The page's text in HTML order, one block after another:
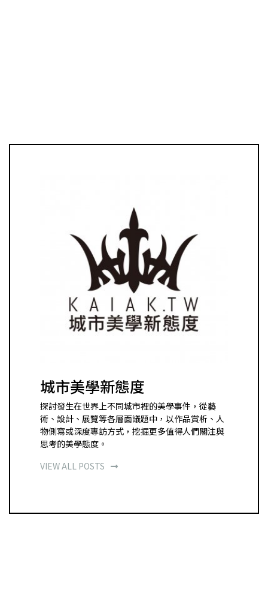
城市美學新態度
探討發生在世界上不同城市裡的美學事件，從藝
術、設計、展覽等各層面議題中，以作品賞析、人
物側寫或深度專訪方式，挖掘更多值得人們關注與
思考的美學態度。
VIEW ALL POSTS